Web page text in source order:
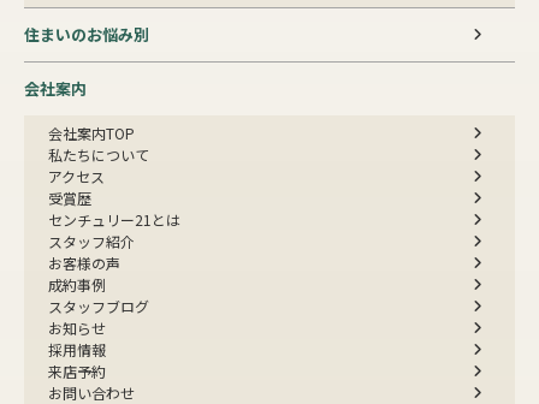
住まいのお悩み別
会社案内
会社案内TOP
私たちについて
アクセス
受賞歴
センチュリー21とは
スタッフ紹介
お客様の声
成約事例
スタッフブログ
お知らせ
採用情報
来店予約
お問い合わせ